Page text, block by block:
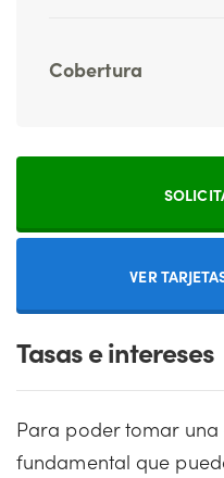
Cobertura
VER
Tasas e intereses
Para poder tomar
fundamental que